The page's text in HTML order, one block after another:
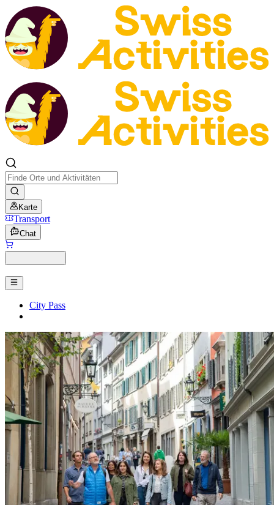
Karte
Transport
Chat
City Pass